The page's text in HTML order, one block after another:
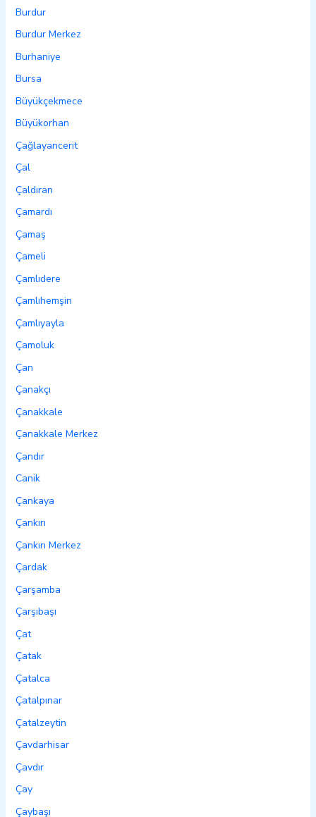
Burdur
Burdur Merkez
Burhaniye
Bursa
Büyükçekmece
Büyükorhan
Çağlayancerit
Çal
Çaldıran
Çamardı
Çamaş
Çameli
Çamlıdere
Çamlıhemşin
Çamlıyayla
Çamoluk
Çan
Çanakçı
Çanakkale
Çanakkale Merkez
Çandır
Canik
Çankaya
Çankırı
Çankırı Merkez
Çardak
Çarşamba
Çarşıbaşı
Çat
Çatak
Çatalca
Çatalpınar
Çatalzeytin
Çavdarhisar
Çavdır
Çay
Çaybaşı